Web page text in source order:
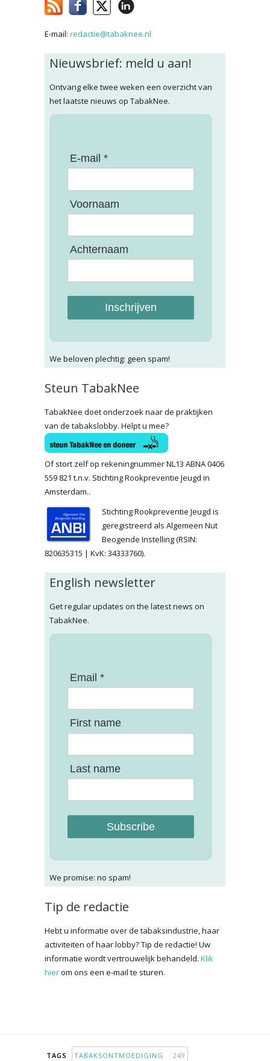
E-mail: redactie@tabaknee.nl
Nieuwsbrief: meld u aan!
Ontvang elke twee weken een overzicht van
het laatste nieuws op TabakNee.
E-mail *
Voornaam
Achternaam
Inschrijven
We beloven plechtig: geen spam!
Steun TabakNee
TabakNee doet onderzoek naar de praktijken
van de tabakslobby. Helpt u mee?
Of stort zelf op rekeningnummer NL13 ABNA 0406
559 821 t.n.v. Stichting Rookpreventie Jeugd in
Amsterdam..
Stichting Rookpreventie Jeugd is
geregistreerd als Algemeen Nut
Beogende Instelling (RSIN:
820635315 | KvK: 34333760).
English newsletter
Get regular updates on the latest news on
TabakNee.
Email *
First name
Last name
Subscribe
We promise: no spam!
Tip de redactie
Hebt u informatie over de tabaksindustrie, haar
activiteiten of haar lobby? Tip de redactie! Uw
informatie wordt vertrouwelijk behandeld. Klik
hierom ons een e-mail te sturen.
TAGS TABAKSONTMOEDIGING 249